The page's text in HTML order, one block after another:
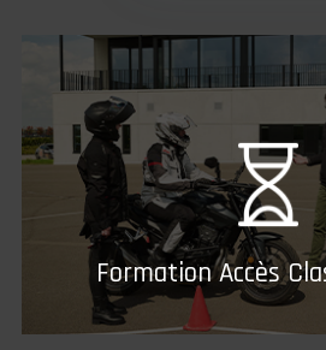
Formation Accès